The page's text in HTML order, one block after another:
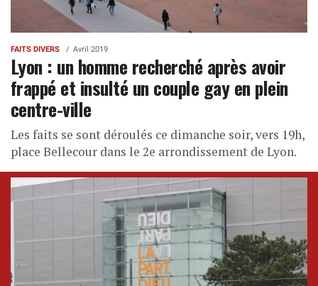
FAITS DIVERS Avril 2019
Lyon : un homme recherché après avoir
frappé et insulté un couple gay en plein
centre-ville
Les faits se sont déroulés ce dimanche soir, vers 19h,
place Bellecour dans le 2e arrondissement de Lyon.